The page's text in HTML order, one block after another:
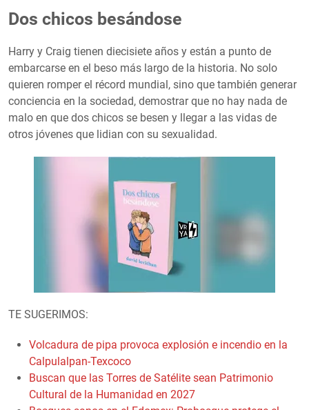
Dos chicos besándose
Harry y Craig tienen diecisiete años y están a punto de
embarcarse en el beso más largo de la historia. No solo
quieren romper el récord mundial, sino que también generar
conciencia en la sociedad, demostrar que no hay nada de
malo en que dos chicos se besen y llegar a las vidas de
otros jóvenes que lidian con su sexualidad.
TE SUGERIMOS:
Volcadura de pipa provoca explosión e incendio en la
Calpulalpan-Texcoco
Buscan que las Torres de Satélite sean Patrimonio
Cultural de la Humanidad en 2027